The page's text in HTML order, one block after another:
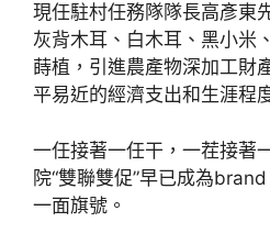
現任駐村任務隊隊長高彥東
灰背木耳、白木耳、黑小米
蒔植，引進農產物深加工財
平易近的經濟支出和生涯程
一任接著一任干，一茬接著
院“雙聯雙促”早已成為
一面旗號。